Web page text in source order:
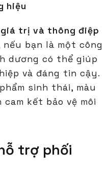
hiệu
giá trị và thông điệp
bạn là một công
dương có thể giúp
và đáng tin cậy.
sinh thái, màu
kết bảo vệ môi
trợ phối